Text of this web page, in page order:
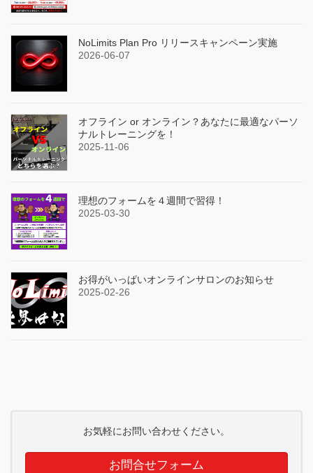
NoLimits Plan Pro リリースキャンペーン実施
2026-06-07
オフライン or オンライン？あなたに最適なパーソ
ナルトレーニングを！
2025-11-06
理想のフォームを４週間で習得！
2025-03-30
お得がいっぱいオンラインサロンのお知らせ
2025-02-26
お気軽にお問い合わせください。
お問合せフォーム